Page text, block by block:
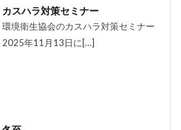
カスハラ対策セミナー
環境衛生協会のカスハラ対策セミナー
2025年11月13日に[…]